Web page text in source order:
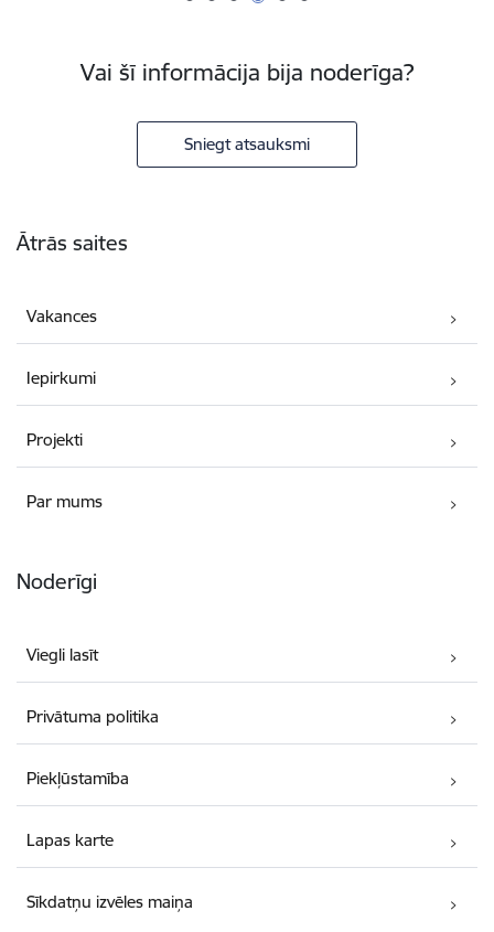
Vai šī informācija bija noderīga?
Sniegt atsauksmi
Ātrās saites
Vakances
Iepirkumi
Projekti
Par mums
Noderīgi
Viegli lasīt
Privātuma politika
Piekļūstamība
Lapas karte
Sīkdatņu izvēles maiņa